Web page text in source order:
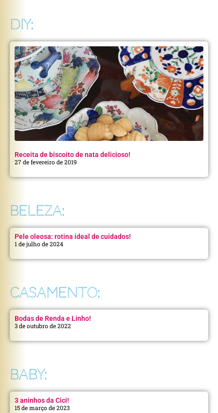
DIY:
Receita de biscoito de nata delicioso!
27 de fevereiro de 2019
BELEZA:
Pele oleosa: rotina ideal de cuidados!
1 de julho de 2024
CASAMENTO:
Bodas de Renda e Linho!
3 de outubro de 2022
BABY:
3 aninhos da Cici!
15 de março de 2023